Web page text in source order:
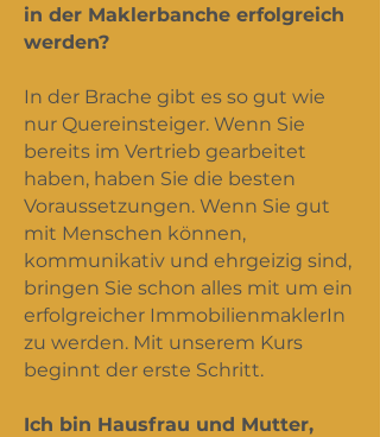
in der Maklerbanche erfolgreich
werden?
In der Brache gibt es so gut wie
nur Quereinsteiger. Wenn Sie
bereits im Vertrieb gearbeitet
haben, haben Sie die besten
Voraussetzungen. Wenn Sie gut
mit Menschen können,
kommunikativ und ehrgeizig sind,
bringen Sie schon alles mit um ein
erfolgreicher ImmobilienmaklerIn
zu werden. Mit unserem Kurs
beginnt der erste Schritt.
Ich bin Hausfrau und Mutter,